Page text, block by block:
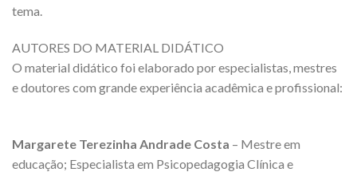
tema.
AUTORES DO MATERIAL DIDÁTICO
O material didático foi elaborado por especialistas, mestres
e doutores com grande experiência acadêmica e profissional:
Margarete Terezinha Andrade Costa – Mestre em
educação; Especialista em Psicopedagogia Clínica e